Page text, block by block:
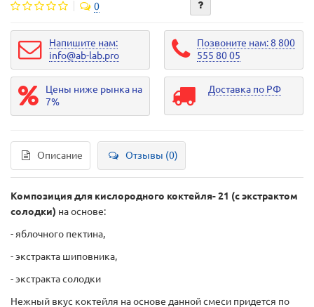
0
Напишите нам:
info@ab-lab.pro
Позвоните нам: 8 800
555 80 05
Цены ниже рынка на
7%
Доставка по РФ
Описание Отзывы (0)
Композиция для кислородного коктейля- 21 (с экстрактом
солодки) на основе:
- яблочного пектина,
- экстракта шиповника,
- экстракта солодки
Нежный вкус коктейля на основе данной смеси придется по